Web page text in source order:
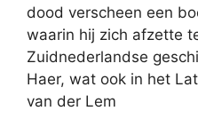
dood verscheen een
waarin hij zich afzette
Zuidnederlandse
Haer, wat ook in het
van der Lem